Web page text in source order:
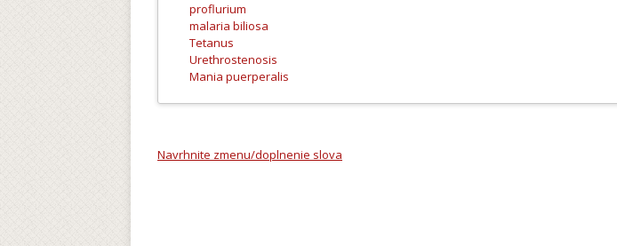
proflurium
malaria biliosa
Tetanus
Urethrostenosis
Mania puerperalis
Navrhnite zmenu/doplnenie slova